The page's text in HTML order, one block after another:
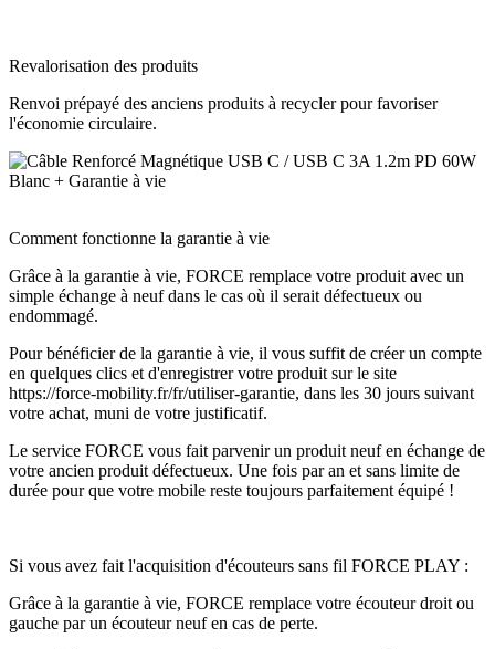
Revalorisation des produits
Renvoi prépayé des anciens produits à recycler pour favoriser
l'économie circulaire.
Comment fonctionne la garantie à vie
Grâce à la garantie à vie, FORCE remplace votre produit avec un
simple échange à neuf dans le cas où il serait défectueux ou
endommagé.
Pour bénéficier de la garantie à vie, il vous suffit de créer un compte
en quelques clics et d'enregistrer votre produit sur le site
https://force-mobility.fr/fr/utiliser-garantie, dans les 30 jours suivant
votre achat, muni de votre justificatif.
Le service FORCE vous fait parvenir un produit neuf en échange de
votre ancien produit défectueux. Une fois par an et sans limite de
durée pour que votre mobile reste toujours parfaitement équipé !
Si vous avez fait l'acquisition d'écouteurs sans fil FORCE PLAY :
Grâce à la garantie à vie, FORCE remplace votre écouteur droit ou
gauche par un écouteur neuf en cas de perte.